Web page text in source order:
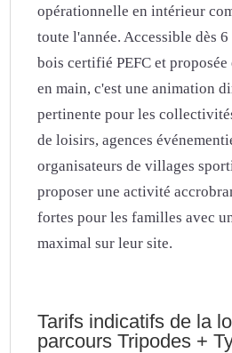
opérationnelle en intérieur
toute l'année. Accessible dès
bois certifié PEFC et
en main, c'est une animation
pertinente pour les
de loisirs, agences
organisateurs de villages
proposer une activité
fortes pour les familles avec
maximal sur leur site.
Tarifs indicatifs de la
parcours Tripodes +